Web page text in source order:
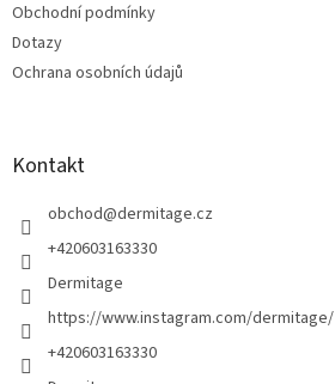
Obchodní podmínky
Dotazy
Ochrana osobních údajů
Kontakt
obchod@dermitage.cz
+420603163330
Dermitage
https://www.instagram.com/dermitage/
+420603163330